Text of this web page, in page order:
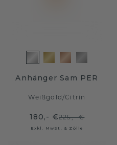
Anhänger Sam PER
Weißgold/Citrin
180,- €225,- €
Exkl. MwSt. & Zölle